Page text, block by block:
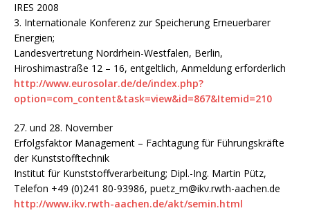
IRES 2008
3. Internationale Konferenz zur Speicherung Erneuerbarer
Energien;
Landesvertretung Nordrhein-Westfalen, Berlin,
Hiroshimastraße 12 – 16, entgeltlich, Anmeldung erforderlich
http://www.eurosolar.de/de/index.php?
option=com_content&task=view&id=867&Itemid=210
27. und 28. November
Erfolgsfaktor Management – Fachtagung für Führungskräfte
der Kunststofftechnik
Institut für Kunststoffverarbeitung; Dipl.-Ing. Martin Pütz,
Telefon +49 (0)241 80-93986, puetz_m@ikv.rwth-aachen.de
http://www.ikv.rwth-aachen.de/akt/semin.html